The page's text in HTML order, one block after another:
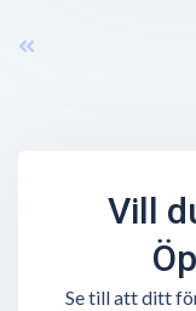
Vill
Se till att ditt